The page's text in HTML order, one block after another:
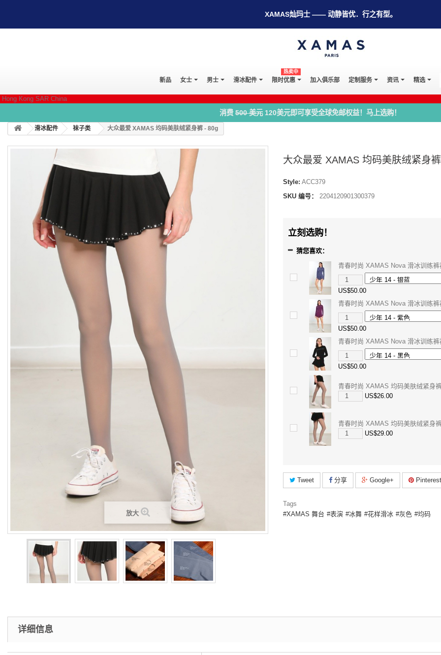
XAMAS灿玛士 —— 动静皆优．行之有型。
新品 女士 男士 滑冰配件 限时优惠
热卖中
加入俱乐部 定制服务 资讯 精选
Hong Kong SAR China
消费 500 美元120美元即可享受全球免邮权益！马上选购！
滑冰配件 袜子类 大众最爱 XAMAS 均码美肤绒紧身裤 - 80g
放大
大众最爱 XAMAS 均码美肤绒紧身
Style: ACC379
SKU 编号：
2204120901300379
立刻选购！
猜您喜欢：
青春时尚 XAMAS Nova 滑冰训练裤
US$50.00
青春时尚 XAMAS Nova 滑冰训练裤
US$50.00
青春时尚 XAMAS Nova 滑冰训练裤
US$50.00
青春时尚 XAMAS 均码美肤绒紧身
US$26.00
青春时尚 XAMAS 均码美肤绒紧身
US$29.00
Tweet 分享 Google+ Pinterest
Tags
XAMAS 舞台
表演 冰舞 花样滑冰 灰色 均码
详细信息